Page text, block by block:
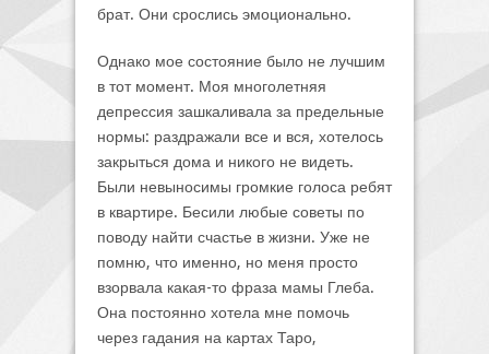
брат. Они срослись эмоционально.
Однако мое состояние было не лучшим
в тот момент. Моя многолетняя
депрессия зашкаливала за предельные
нормы: раздражали все и вся, хотелось
закрыться дома и никого не видеть.
Были невыносимы громкие голоса ребят
в квартире. Бесили любые советы по
поводу найти счастье в жизни. Уже не
помню, что именно, но меня просто
взорвала какая-то фраза мамы Глеба.
Она постоянно хотела мне помочь
через гадания на картах Таро,